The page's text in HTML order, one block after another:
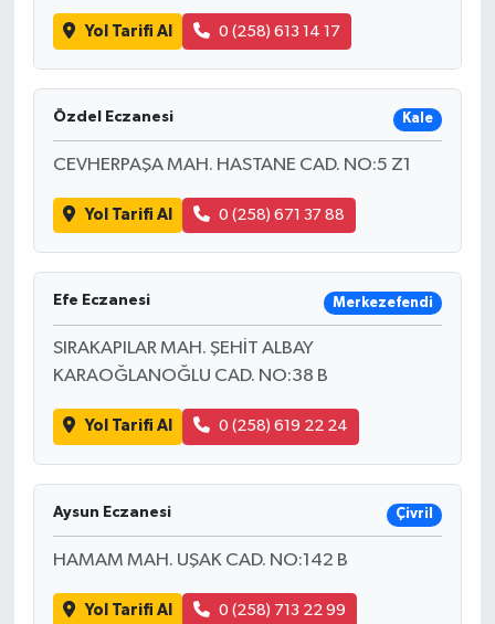
Yol Tarifi Al 0 (258) 613 14 17
Özdel Eczanesi Kale
CEVHERPAŞA MAH. HASTANE CAD. NO:5 Z1
Yol Tarifi Al 0 (258) 671 37 88
Efe Eczanesi Merkezefendi
SIRAKAPILAR MAH. ŞEHİT ALBAY
KARAOĞLANOĞLU CAD. NO:38 B
Yol Tarifi Al 0 (258) 619 22 24
Aysun Eczanesi Çivril
HAMAM MAH. UŞAK CAD. NO:142 B
Yol Tarifi Al 0 (258) 713 22 99